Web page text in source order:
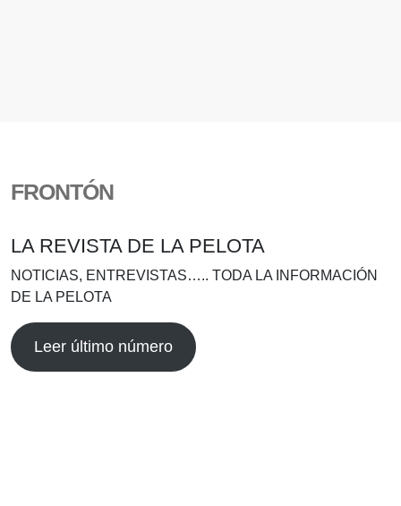
FRONTÓN
LA REVISTA DE LA PELOTA
NOTICIAS, ENTREVISTAS….. TODA LA INFORMACIÓN
DE LA PELOTA
Leer último número